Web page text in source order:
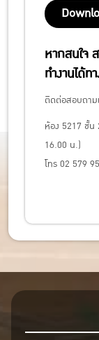
หากสนใจ
ทำงานได้ท
ติดต่อสอบถาม
ห้อง 5217 ชั้น
16.00 น.)
โทร 02 579